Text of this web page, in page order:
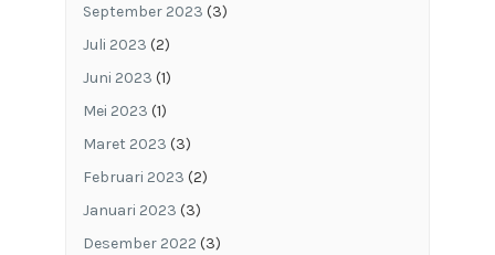
September 2023 (3)
Juli 2023 (2)
Juni 2023 (1)
Mei 2023 (1)
Maret 2023 (3)
Februari 2023 (2)
Januari 2023 (3)
Desember 2022 (3)